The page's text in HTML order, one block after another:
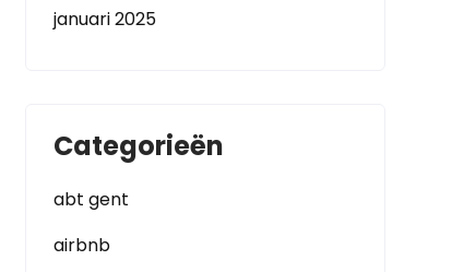
januari 2025
Categorieën
abt gent
airbnb